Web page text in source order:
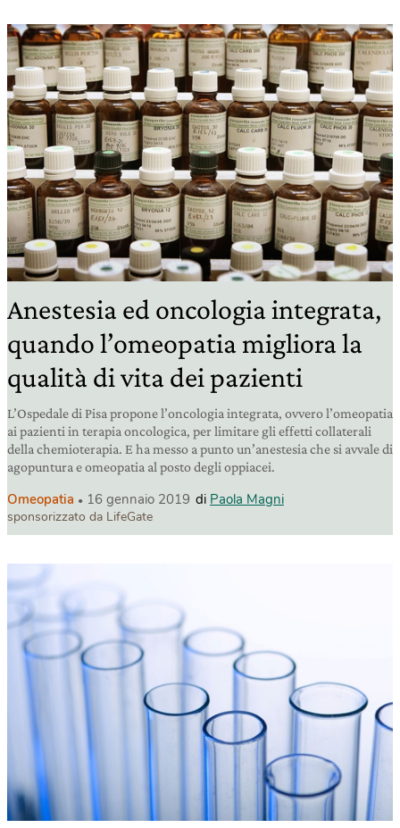
Anestesia ed oncologia integrata,
quando l’omeopatia migliora la
qualità di vita dei pazienti
L’Ospedale di Pisa propone l’oncologia integrata, ovvero l’omeopatia
ai pazienti in terapia oncologica, per limitare gli effetti collaterali
della chemioterapia. E ha messo a punto un’anestesia che si avvale di
agopuntura e omeopatia al posto degli oppiacei.
Omeopatia 16 gennaio 2019 di Paola Magni
sponsorizzato da LifeGate